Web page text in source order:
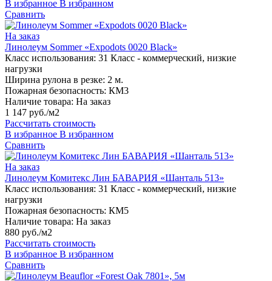
В избранное В избранном
Сравнить
На заказ
Линолеум Sommer «Expodots 0020 Black»
Класс использования: 31 Класс - коммерческий, низкие
нагрузки
Ширина рулона в резке: 2 м.
Пожарная безопасность: КМ3
Наличие товара: На заказ
1 147 руб./м2
Рассчитать стоимость
В избранное В избранном
Сравнить
На заказ
Линолеум Комитекс Лин БАВАРИЯ «Шанталь 513»
Класс использования: 31 Класс - коммерческий, низкие
нагрузки
Пожарная безопасность: КМ5
Наличие товара: На заказ
880 руб./м2
Рассчитать стоимость
В избранное В избранном
Сравнить